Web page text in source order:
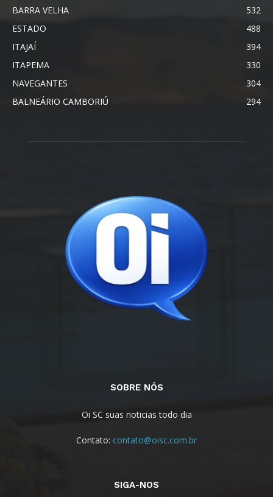
BARRA VELHA
532
ESTADO
488
ITAJAÍ
394
ITAPEMA
330
NAVEGANTES
304
BALNEÁRIO CAMBORIÚ
294
SOBRE NÓS
Oi SC suas noticias todo dia
Contato: contato@oisc.com.br
SIGA-NOS